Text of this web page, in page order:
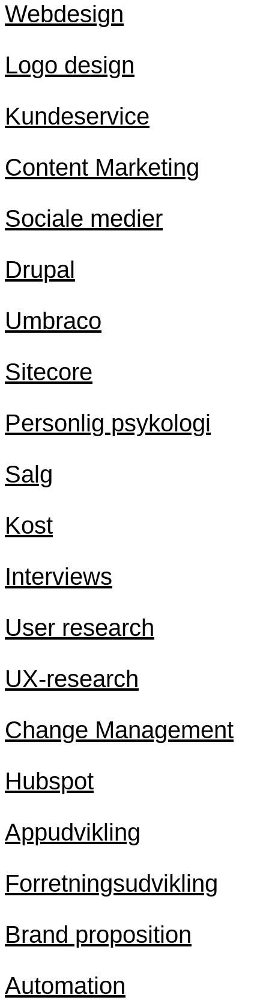
Webdesign
Logo design
Kundeservice
Content Marketing
Sociale medier
Drupal
Umbraco
Sitecore
Personlig psykologi
Salg
Kost
Interviews
User research
UX-research
Change Management
Hubspot
Appudvikling
Forretningsudvikling
Brand proposition
Automation